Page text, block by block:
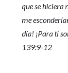
que se hiciera
me
día! ¡Para ti
139:9-12